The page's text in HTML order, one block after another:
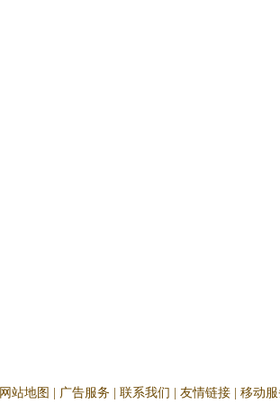
网站地图 广告服务 联系我们 友情链接| 移动服